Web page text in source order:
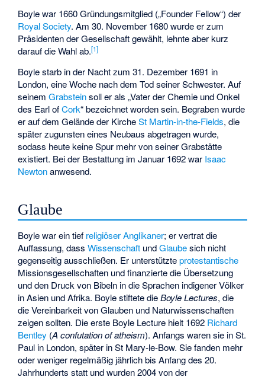
Boyle war 1660 Gründungsmitglied („Founder Fellow“) der
Royal Society. Am 30. November 1680 wurde er zum
Präsidenten der Gesellschaft gewählt, lehnte aber kurz
darauf die Wahl ab.[1]
Boyle starb in der Nacht zum 31. Dezember 1691 in
London, eine Woche nach dem Tod seiner Schwester. Auf
seinemGrabsteinsoll er als „Vater der Chemie und Onkel
des Earl ofCork“ bezeichnet worden sein. Begraben wurde
er auf dem Gelände der KircheSt Martin-in-the-Fields, die
später zugunsten eines Neubaus abgetragen wurde,
sodass heute keine Spur mehr von seiner Grabstätte
existiert. Bei der Bestattung im Januar 1692 war Isaac
Newtonanwesend.
Glaube
Boyle war ein tief religiöser Anglikaner; er vertrat die
Auffassung, dassWissenschaft undGlaubesich nicht
gegenseitig ausschließen. Er unterstützteprotestantische
Missionsgesellschaften und finanzierte die Übersetzung
und den Druck von Bibeln in die Sprachen indigener Völker
in Asien und Afrika. Boyle stiftete dieBoyle Lectures, die
die Vereinbarkeit von Glauben und Naturwissenschaften
zeigen sollten. Die erste Boyle Lecture hielt 1692 Richard
Bentley (A confutation of atheism). Anfangs waren sie in St.
Paul in London, später in St Mary-le-Bow. Sie fanden mehr
oder weniger regelmäßig jährlich bis Anfang des 20.
Jahrhunderts statt und wurden 2004 von der